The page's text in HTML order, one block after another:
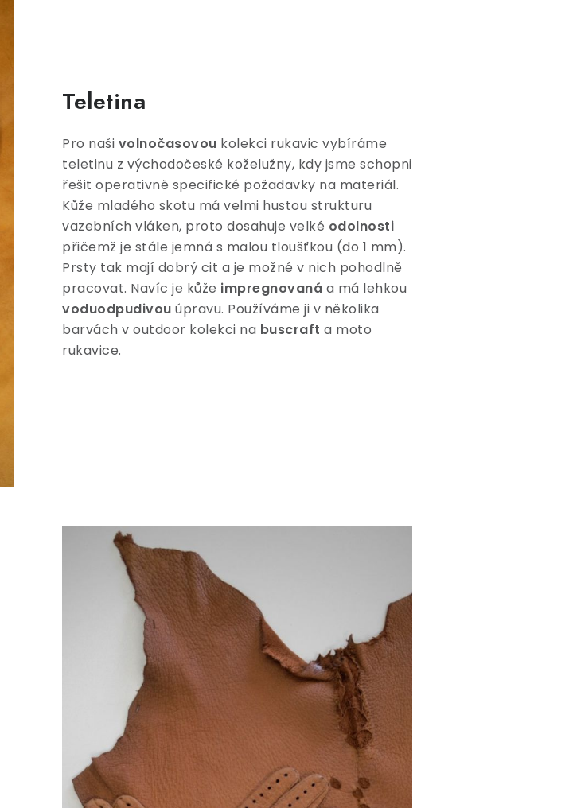
Teletina
Pro naši volnočasovou kolekci rukavic vybíráme
teletinu z východočeské koželužny, kdy jsme schopni
řešit operativně specifické požadavky na materiál.
Kůže mladého skotu má velmi hustou strukturu
vazebních vláken, proto dosahuje velké odolnosti
přičemž je stále jemná s malou tloušťkou (do 1 mm).
Prsty tak mají dobrý cit a je možné v nich pohodlně
pracovat. Navíc je kůže impregnovaná a má lehkou
voduodpudivou úpravu. Používáme ji v několika
barvách v outdoor kolekci na buscraft a moto
rukavice.